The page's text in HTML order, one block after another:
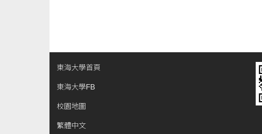
東海大學首頁
東海大學FB
校園地圖
繁體中文